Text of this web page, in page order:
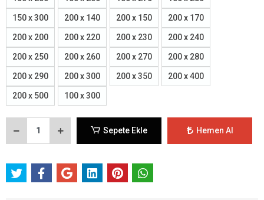
150 x 300 200 x 140 200 x 150 200 x 170
200 x 200 200 x 220 200 x 230 200 x 240
200 x 250 200 x 260 200 x 270 200 x 280
200 x 290 200 x 300 200 x 350 200 x 400
200 x 500 100 x 300
Sepete Ekle Hemen Al